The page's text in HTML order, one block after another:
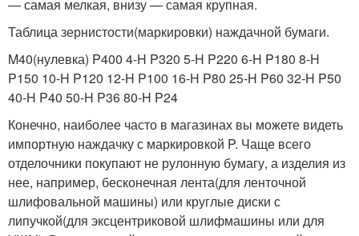
— самая мелкая, внизу — самая крупная.
Таблица зернистости(маркировки) наждачной бумаги.
M40(нулевка) P400 4-H P320 5-H P220 6-H P180 8-H
P150 10-H P120 12-H P100 16-H P80 25-H P60 32-H P50
40-H P40 50-H P36 80-H P24
Конечно, наиболее часто в магазинах вы можете видеть
импортную наждачку с маркировкой P. Чаще всего
отделочники покупают не рулонную бумагу, а изделия из
нее, например, бесконечная лента(для ленточной
шлифовальной машины) или круглые диски с
липучкой(для эксцентриковой шлифмашины или для